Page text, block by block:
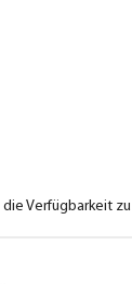
die Verfügbarkeit zu